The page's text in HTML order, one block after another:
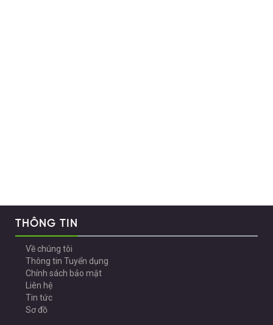
THÔNG TIN
Về chúng tôi
Thông tin Tuyển dụng
Chính sách bảo mật
Liên hệ
Tin tức
Sơ đồ